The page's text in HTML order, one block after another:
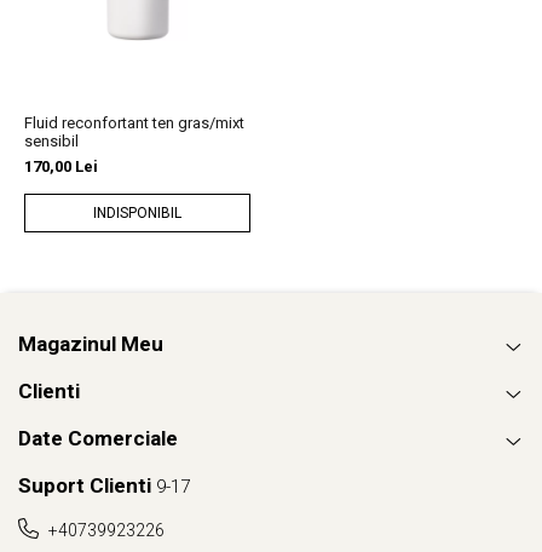
Fluid reconfortant ten gras/mixt
sensibil
170,00 Lei
INDISPONIBIL
Magazinul Meu
Clienti
Date Comerciale
Suport Clienti 9-17
+40739923226